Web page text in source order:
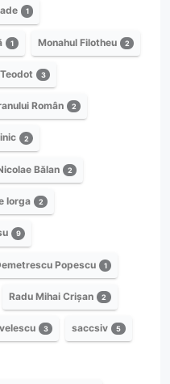
1
1 Monahul Filotheu 2
3
Român 2
2
Bălan 2
Iorga 2
9
Popescu 1
Radu Mihai Crișan 2
3 saccsiv 5